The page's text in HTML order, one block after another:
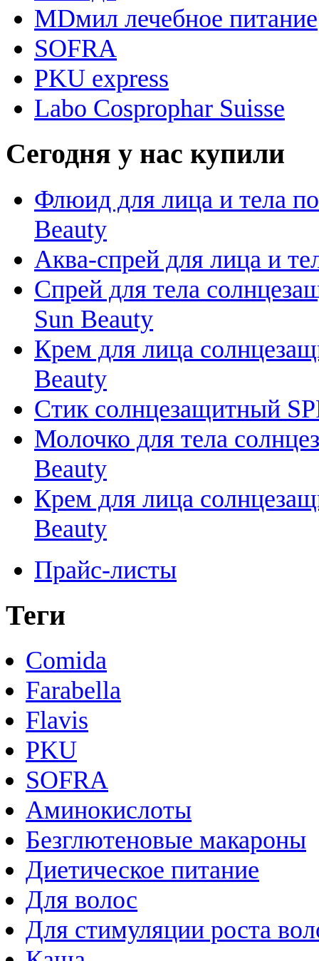
MDмил лечебное питание
SOFRA
PKU express
Labo Cosprophar Suisse
Сегодня у нас купили
Флюид для лица и тела
Beauty
Аква-спрей для лица и
Спрей для тела
Sun Beauty
Крем для лица
Beauty
Стик солнцезащитный
Молочко для тела
Beauty
Крем для лица
Beauty
Прайс-листы
Теги
Comida
Farabella
Flavis
PKU
SOFRA
Аминокислоты
Безглютеновые макароны
Диетическое питание
Для волос
Для стимуляции роста